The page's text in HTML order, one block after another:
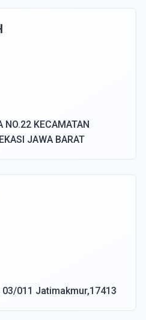
NO.22 KECAMATAN
JAWA BARAT
011 Jatimakmur,17413